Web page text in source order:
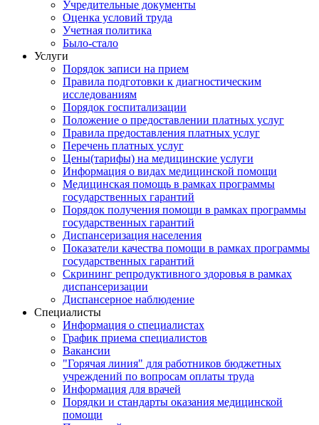
Учредительные документы
Оценка условий труда
Учетная политика
Было-стало
Услуги
Порядок записи на прием
Правила подготовки к диагностическим
исследованиям
Порядок госпитализации
Положение о предоставлении платных услуг
Правила предоставления платных услуг
Перечень платных услуг
Цены(тарифы) на медицинские услуги
Информация о видах медицинской помощи
Медицинская помощь в рамках программы
государственных гарантий
Порядок получения помощи в рамках программы
государственных гарантий
Диспансеризация населения
Показатели качества помощи в рамках программы
государственных гарантий
Скрининг репродуктивного здоровья в рамках
диспансеризации
Диспансерное наблюдение
Специалисты
Информация о специалистах
График приема специалистов
Вакансии
"Горячая линия" для работников бюджетных
учреждений по вопросам оплаты труда
Информация для врачей
Порядки и стандарты оказания медицинской
помощи